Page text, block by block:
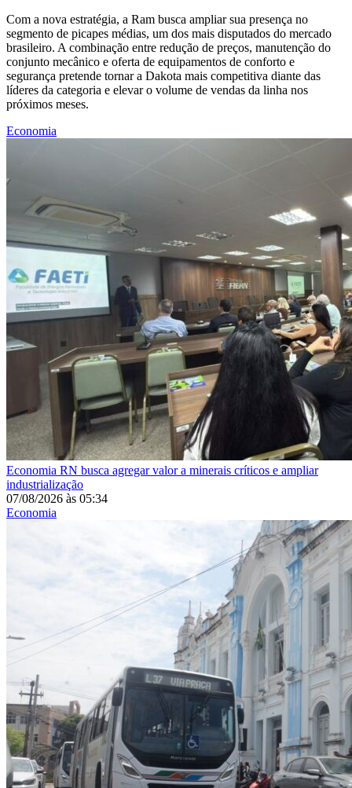
Com a nova estratégia, a Ram busca ampliar sua presença no
segmento de picapes médias, um dos mais disputados do mercado
brasileiro. A combinação entre redução de preços, manutenção do
conjunto mecânico e oferta de equipamentos de conforto e
segurança pretende tornar a Dakota mais competitiva diante das
líderes da categoria e elevar o volume de vendas da linha nos
próximos meses.
Economia
Economia RN busca agregar valor a minerais críticos e ampliar
industrialização
07/08/2026 às 05:34
Economia